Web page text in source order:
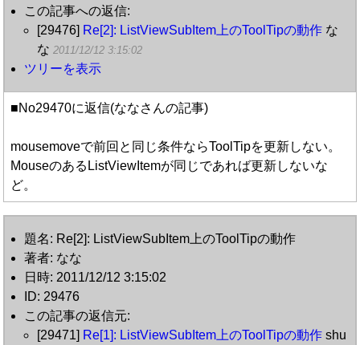
この記事への返信:
[29476] Re[2]: ListViewSubItem上のToolTipの動作 な
な 2011/12/12 3:15:02
ツリーを表示
■No29470に返信(ななさんの記事)
mousemoveで前回と同じ条件ならToolTipを更新しない。
MouseのあるListViewItemが同じであれば更新しないな
ど。
題名: Re[2]: ListViewSubItem上のToolTipの動作
著者: なな
日時: 2011/12/12 3:15:02
ID: 29476
この記事の返信元:
[29471] Re[1]: ListViewSubItem上のToolTipの動作 shu